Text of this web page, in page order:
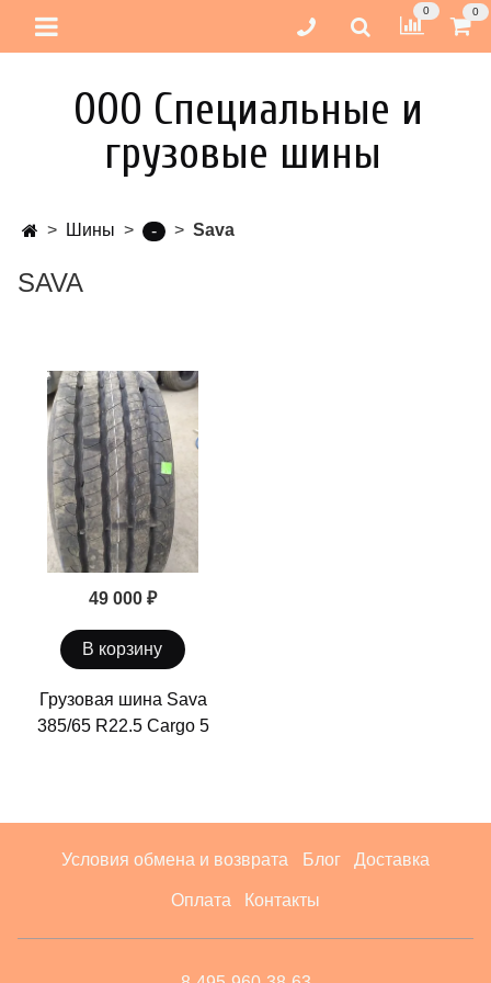
0 0
ООО Специальные и
грузовые шины
Шины - Sava
SAVA
49 000 ₽
В корзину
Грузовая шина Sava
385/65 R22.5 Cargo 5
Условия обмена и возврата Блог Доставка
Оплата Контакты